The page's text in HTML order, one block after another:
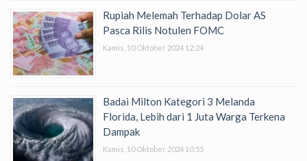
Rupiah Melemah Terhadap Dolar AS
Pasca Rilis Notulen FOMC
Kamis, 10 Oktober 2024 12:24
Badai Milton Kategori 3 Melanda
Florida, Lebih dari 1 Juta Warga Terkena
Dampak
Kamis, 10 Oktober 2024 10:55